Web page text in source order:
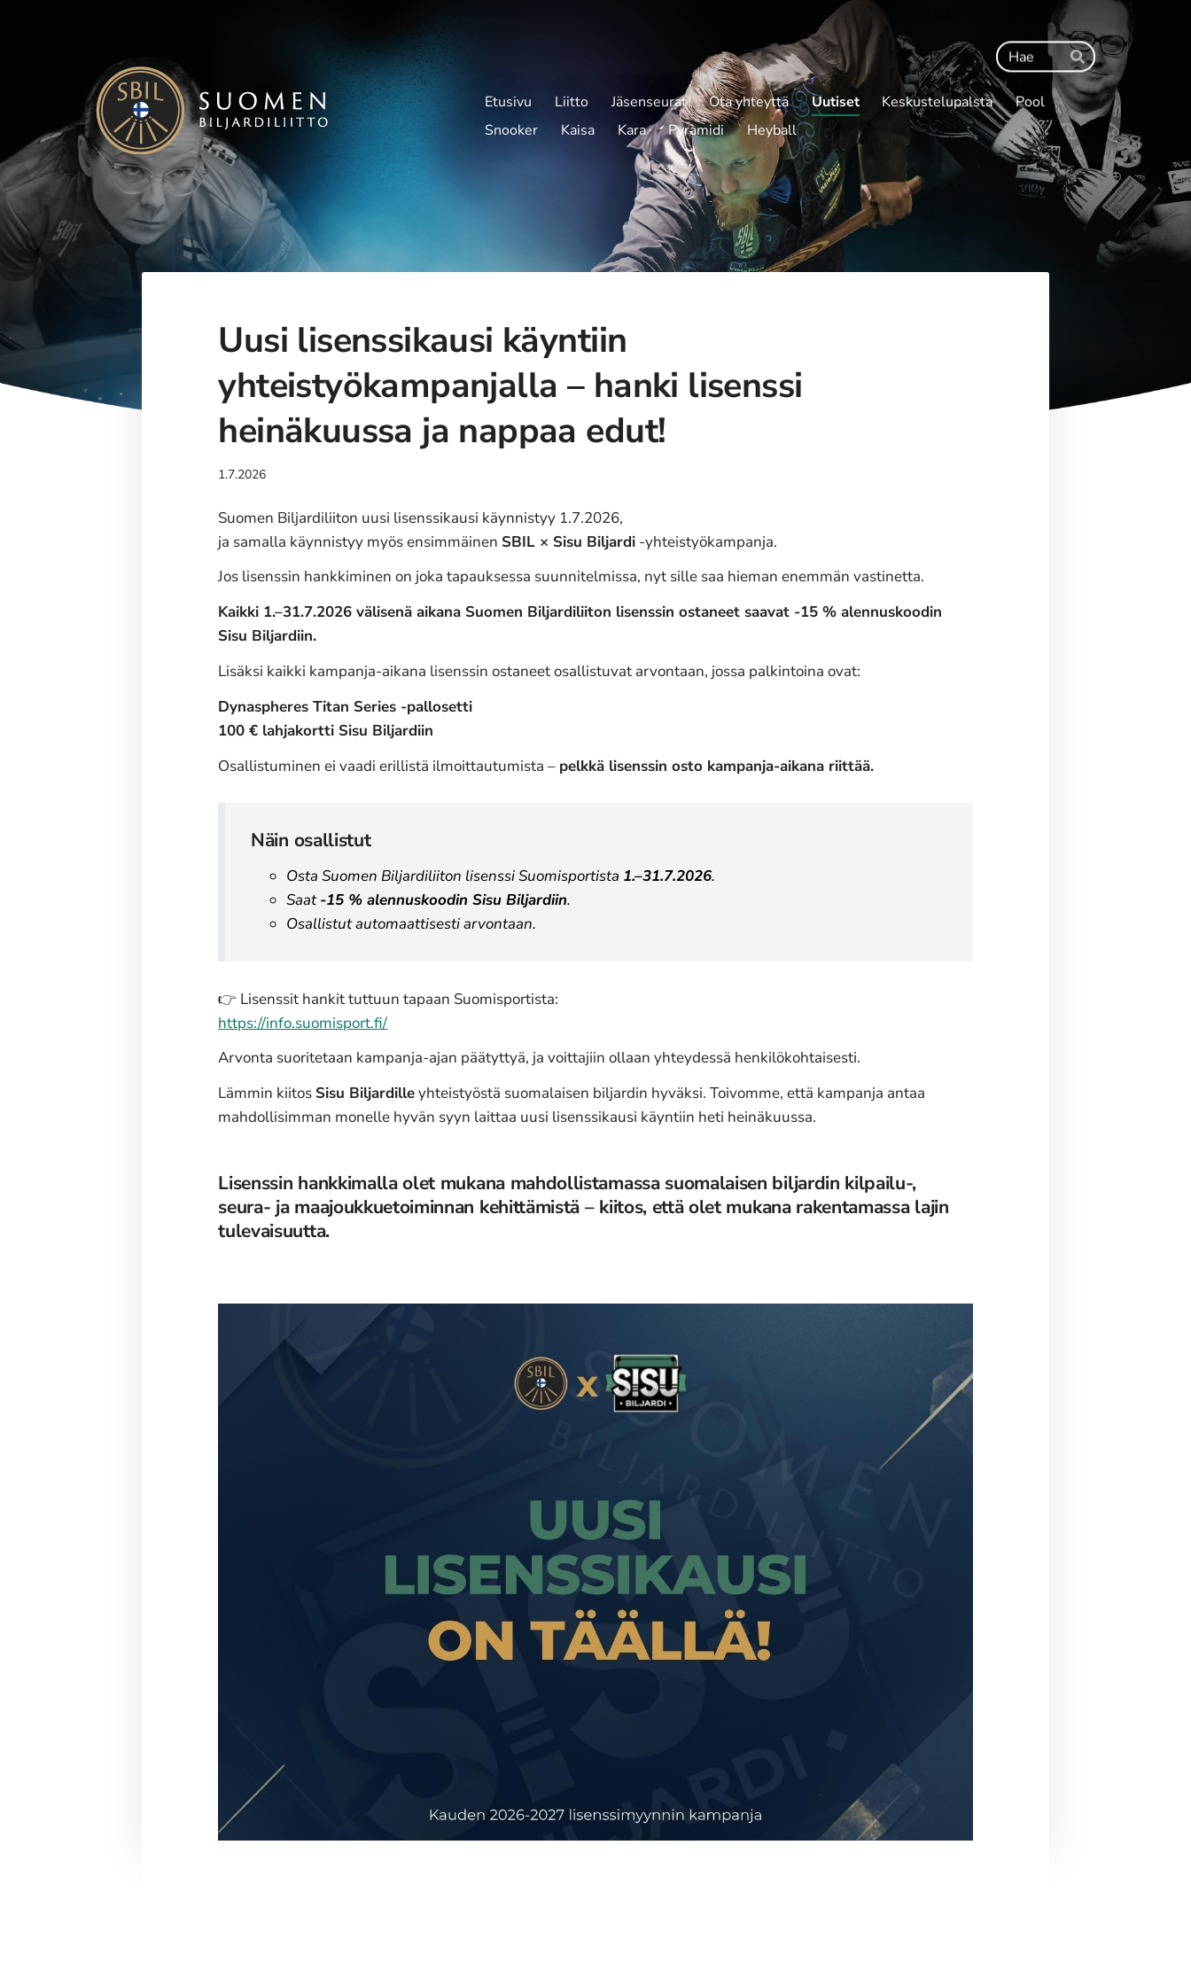
Haku
Hae
Suomen Biljardiliitto ry
Etusivu Liitto Jäsenseurat Ota yhteyttä Uutiset Keskustelupalsta
Pool
Snooker
Kaisa Kara Pyramidi Heyball
Uusi lisenssikausi käyntiin
yhteistyökampanjalla – hanki lisenssi
heinäkuussa ja nappaa edut!
1.7.2026
Suomen Biljardiliiton uusi lisenssikausi käynnistyy 1.7.2026,
ja samalla käynnistyy myös ensimmäinen SBIL × Sisu Biljardi -yhteistyökampanja.
Jos lisenssin hankkiminen on joka tapauksessa suunnitelmissa, nyt sille saa hieman enemmän vastinetta.
Kaikki 1.–31.7.2026 välisenä aikana Suomen Biljardiliiton lisenssin ostaneet saavat -15 % alennuskoodin
Sisu Biljardiin.
Lisäksi kaikki kampanja-aikana lisenssin ostaneet osallistuvat arvontaan, jossa palkintoina ovat:
Dynaspheres Titan Series -pallosetti
100 € lahjakortti Sisu Biljardiin
Osallistuminen ei vaadi erillistä ilmoittautumista – pelkkä lisenssin osto kampanja-aikana riittää.
Näin osallistut
Osta Suomen Biljardiliiton lisenssi Suomisportista 1.–31.7.2026.
Saat-15 % alennuskoodin Sisu Biljardiin.
Osallistut automaattisesti arvontaan.
👉 Lisenssit hankit tuttuun tapaan Suomisportista:
https://info.suomisport.fi/
Arvonta suoritetaan kampanja-ajan päätyttyä, ja voittajiin ollaan yhteydessä henkilökohtaisesti.
Lämmin kiitos Sisu Biljardilleyhteistyöstä suomalaisen biljardin hyväksi. Toivomme, että kampanja antaa
mahdollisimman monelle hyvän syyn laittaa uusi lisenssikausi käyntiin heti heinäkuussa.
Lisenssin hankkimalla olet mukana mahdollistamassa suomalaisen biljardin kilpailu-,
seura- ja maajoukkuetoiminnan kehittämistä – kiitos, että olet mukana rakentamassa lajin
tulevaisuutta.